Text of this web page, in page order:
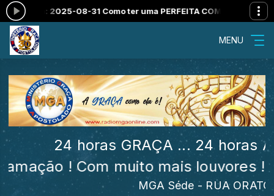
ter uma PERFEITA COMUNHÃO EM GRAÇA 31-08-2025
MENU
24 horas GRAÇA ... 24 horas
muito mais louvores !!!
MGA Séde - RUA